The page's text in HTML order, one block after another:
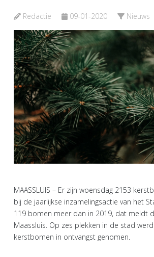
Redactie 09-01-2020 Nieuws
MAASSLUIS – Er zijn woensdag 2153
bij de jaarlijkse inzamelingsactie van het
119 bomen meer dan in 2019, dat meldt
Maassluis. Op zes plekken in de stad
kerstbomen in ontvangst genomen.